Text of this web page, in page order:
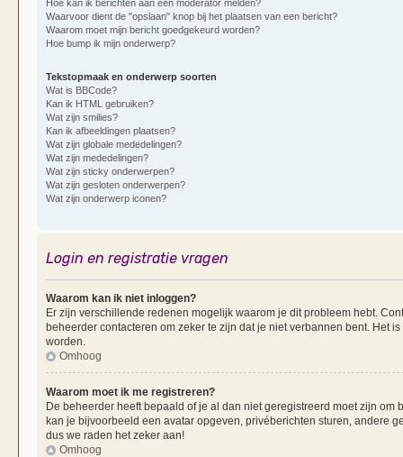
Hoe kan ik berichten aan een moderator melden?
Waarvoor dient de "opslaan" knop bij het plaatsen van een bericht?
Waarom moet mijn bericht goedgekeurd worden?
Hoe bump ik mijn onderwerp?
Tekstopmaak en onderwerp soorten
Wat is BBCode?
Kan ik HTML gebruiken?
Wat zijn smilies?
Kan ik afbeeldingen plaatsen?
Wat zijn globale mededelingen?
Wat zijn mededelingen?
Wat zijn sticky onderwerpen?
Wat zijn gesloten onderwerpen?
Wat zijn onderwerp iconen?
Login en registratie vragen
Waarom kan ik niet inloggen?
Er zijn verschillende redenen mogelijk waarom je dit probleem hebt.
beheerder contacteren om zeker te zijn dat je niet verbannen bent. Het
worden.
Omhoog
Waarom moet ik me registreren?
De beheerder heeft bepaald of je al dan niet geregistreerd moet zijn
kan je bijvoorbeeld een avatar opgeven, privéberichten sturen, andere
dus we raden het zeker aan!
Omhoog